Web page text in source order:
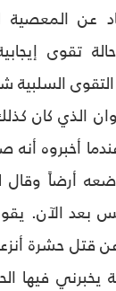
عن المعصية
تقوى
السلبية
الذي كان
أخبروه أنه
أرضاً
بعد الآن.
قتل حشرة
يخبرني فيها